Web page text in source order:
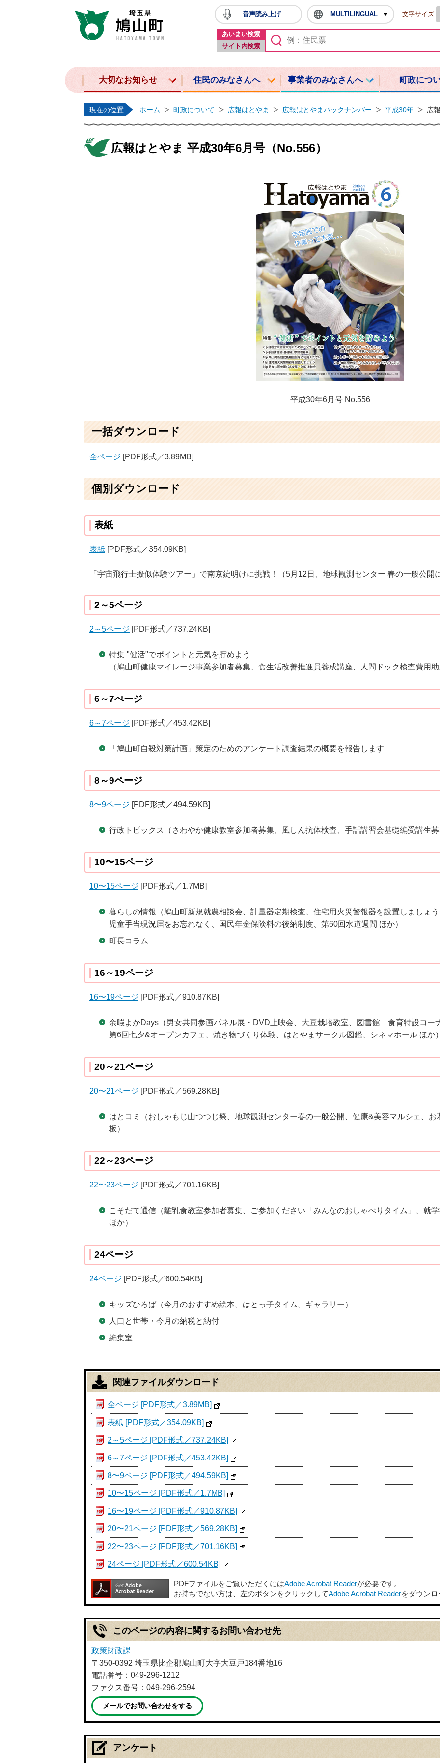
鳩山町ホームページ
音声読み上げ MULTILINGUAL 文字サイズ
あいまい検索
サイト内検索
大切なお知らせ 住民のみなさんへ 事業者のみなさんへ 町政につ
現在の位置 ホーム 町政について 広報はとやま 広報はとやまバックナンバー 平成30年 広
広報はとやま 平成30年6月号（No.556）
平成30年6月号 No.556
一括ダウンロード
全ページ [PDF形式／3.89MB]
個別ダウンロード
表紙
表紙 [PDF形式／354.09KB]
「宇宙飛行士擬似体験ツアー」で南京錠明けに挑戦！（5月12日、地球観測センター 春の一般公開
2～5ページ
2～5ページ [PDF形式／737.24KB]
特集 "健活"でポイントと元気を貯めよう
（鳩山町健康マイレージ事業参加者募集、食生活改善推進員養成講座、人間ドック検査費用
6～7ぺージ
6～7ページ [PDF形式／453.42KB]
「鳩山町自殺対策計画」策定のためのアンケート調査結果の概要を報告します
8～9ページ
8〜9ページ [PDF形式／494.59KB]
行政トピックス（さわやか健康教室参加者募集、風しん抗体検査、手話講習会基礎編受講生
10〜15ページ
10〜15ページ [PDF形式／1.7MB]
暮らしの情報（鳩山町新規就農相談会、計量器定期検査、住宅用火災警報器を設置しましょ
児童手当現況届をお忘れなく、国民年金保険料の後納制度、第60回水道週間 ほか）
町長コラム
16～19ページ
16〜19ページ [PDF形式／910.87KB]
余暇よかDays（男女共同参画パネル展・DVD上映会、大豆栽培教室、図書館「食育特設コー
第6回七夕&オープンカフェ、焼き物づくり体験、はとやまサークル図鑑、シネマホール ほか
20～21ページ
20〜21ページ [PDF形式／569.28KB]
はとコミ（おしゃもじ山つつじ祭、地球観測センター春の一般公開、健康&美容マルシェ、
板）
22～23ページ
22〜23ページ [PDF形式／701.16KB]
こそだて通信（離乳食教室参加者募集、ご参加ください「みんなのおしゃべりタイム」、就
ほか）
24ページ
24ページ [PDF形式／600.54KB]
キッズひろば（今月のおすすめ絵本、はとっ子タイム、ギャラリー）
人口と世帯・今月の納税と納付
編集室
関連ファイルダウンロード
全ページ [PDF形式／3.89MB]
表紙 [PDF形式／354.09KB]
2～5ページ [PDF形式／737.24KB]
6～7ページ [PDF形式／453.42KB]
8〜9ページ [PDF形式／494.59KB]
10〜15ページ [PDF形式／1.7MB]
16〜19ページ [PDF形式／910.87KB]
20〜21ページ [PDF形式／569.28KB]
22〜23ページ [PDF形式／701.16KB]
24ページ [PDF形式／600.54KB]
PDFファイルをご覧いただくにはAdobe Acrobat Readerが必要です。
お持ちでない方は、左のボタンをクリックしてAdobe Acrobat Readerをダウン
このページの内容に関するお問い合わせ先
政策財政課
〒350-0392 埼玉県比企郡鳩山町大字大豆戸184番地16
電話番号：049-296-1212
ファクス番号：049-296-2594
メールでお問い合わせをする
アンケート